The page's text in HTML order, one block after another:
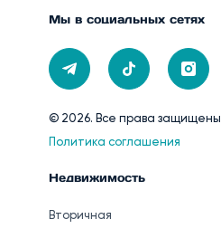
Мы в социальных сетях
© 2026. Все права защищены
Политика соглашения
Недвижимость
Вторичная